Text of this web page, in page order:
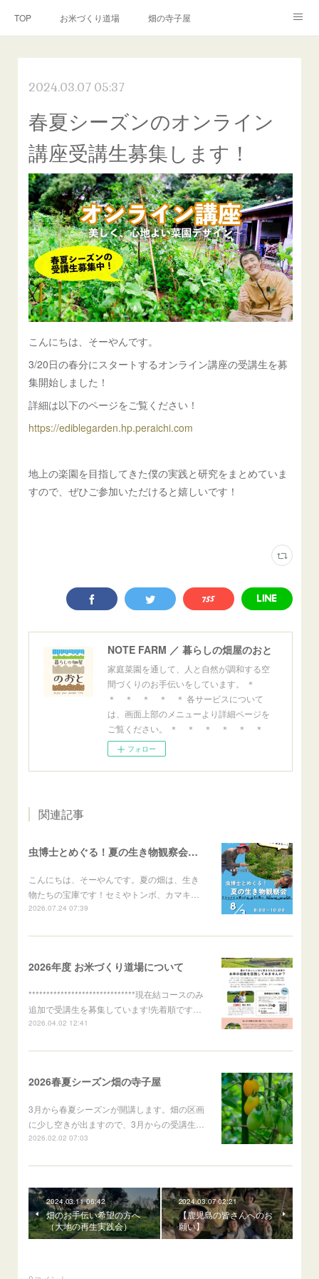
TOP お米づくり道場 畑の寺子屋
お問い合わせ リンク(SNS)
2024.03.07 05:37
春夏シーズンのオンライン
講座受講生募集します！
こんにちは、そーやんです。
3/20日の春分にスタートするオンライン講座の受講生を募
集開始しました！
詳細は以下のページをご覧ください！
https://ediblegarden.hp.peraichi.com
地上の楽園を目指してきた僕の実践と研究をまとめていま
すので、ぜひご参加いただけると嬉しいです！
NOTE FARM ／ 暮らしの畑屋のおと
家庭菜園を通して、人と自然が調和する空
間づくりのお手伝いをしています。 ＊
＊ ＊ ＊ ＊ ＊ 各サービスについて
は、画面上部のメニューより詳細ページを
ご覧ください。 ＊ ＊ ＊ ＊ ＊ ＊
フォロー
関連記事
虫博士とめぐる！夏の生き物観察会のご案内
こんにちは、そーやんです。夏の畑は、生き
物たちの宝庫です！セミやトンボ、カマキ…
2026.07.24 07:39
2026年度 お米づくり道場について
******************************現在結コースのみ
追加で受講生を募集しています!先着順です…
2026.04.02 12:41
2026春夏シーズン畑の寺子屋
3月から春夏シーズンが開講します。畑の区画
に少し空きが出ますので、3月からの受講生…
2026.02.02 07:03
2024.03.11 06:42
畑のお手伝い希望の方へ
（大地の再生実践会）
2024.03.07 02:21
【鹿児島の皆さんへのお
願い】